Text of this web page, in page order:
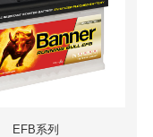
EFB系列